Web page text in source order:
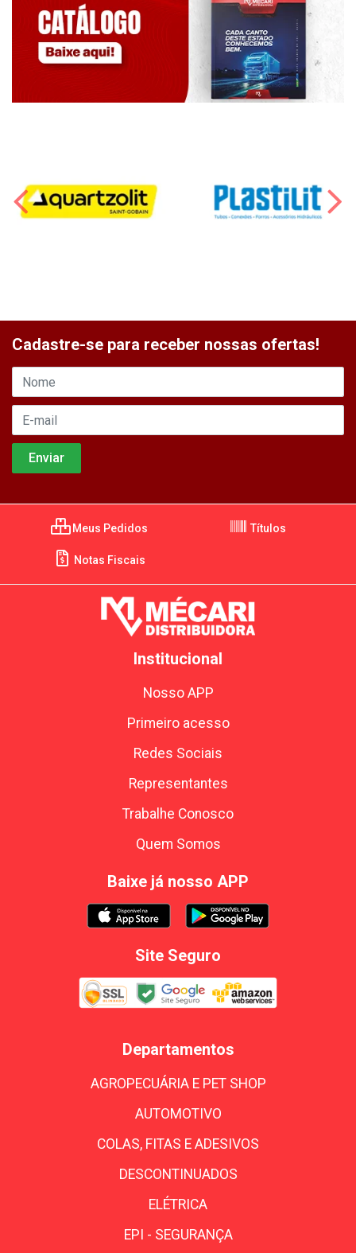
Cadastre-se para receber nossas ofertas!
Meus Pedidos Títulos
Notas Fiscais
Institucional
Nosso APP
Primeiro acesso
Redes Sociais
Representantes
Trabalhe Conosco
Quem Somos
Baixe já nosso APP
Site Seguro
Departamentos
AGROPECUÁRIA E PET SHOP
AUTOMOTIVO
COLAS, FITAS E ADESIVOS
DESCONTINUADOS
ELÉTRICA
EPI - SEGURANÇA